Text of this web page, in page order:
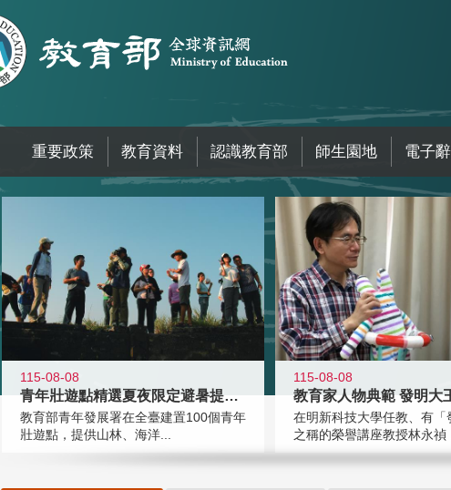
重要政策 教育資料 認識教育部 師生園地 電子
115-08-08
青年壯遊點精選夏夜限定避暑提案 漫
教育部青年發展署在全臺建置100個青年
壯遊點，提供山林、海洋...
115-08-08
在明新科技大學任教、有「
之稱的榮譽講座教授林永禎